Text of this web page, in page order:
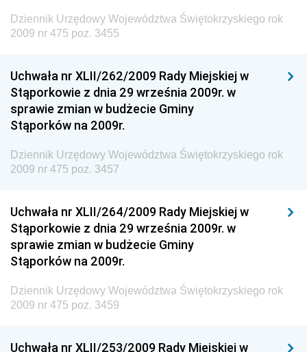
Dziennik Urzędowy Ministra Energii
Dziennik Urzędowy Ministra Sprawiedliwości
Dziennik Urzędowy Ministra Rozwoju i Finansów
Dziennik Urzędowy Wyższego Urzędu Górniczego
Dziennik Urzędowy Prezesa Urzędu Transportu
Kolejowego
Technologii
Dziennik Urzędowy Ministra Inwestycji i Rozwoju
Dziennik Urzędowy Naczelnego Dyrektora Archiwów
Państwowych
Dziennik Urzędowy Ministra Finansów, Inwestycji i
Rozwoju
Dziennik Urzędowy Województwa Świętokrzyskiego rok
2009 nr 475 poz. 3455
Uchwała nr XLII/262/2009 Rady Miejskiej w
Stąporkowie z dnia 29 września 2009r. w
sprawie zmian w budżecie Gminy
Stąporków na 2009r.
Dziennik Urzędowy Województwa Świętokrzyskiego rok
2009 nr 475 poz. 3457
Uchwała nr XLII/264/2009 Rady Miejskiej w
Stąporkowie z dnia 29 września 2009r. w
sprawie zmian w budżecie Gminy
Stąporków na 2009r.
Dziennik Urzędowy Województwa Świętokrzyskiego rok
2009 nr 475 poz. 3459
Uchwała nr XLII/253/2009 Rady Miejskiej w